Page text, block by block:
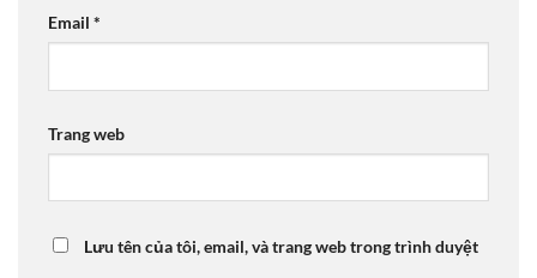
Email *
Trang web
Lưu tên của tôi, email, và trang web trong trình duyệt